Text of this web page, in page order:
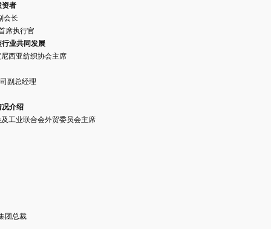
资者
会长
执行官
业共同发展
西亚纺织协会主席
副总经理
介绍
工业联合会外贸委员会主席
团总裁